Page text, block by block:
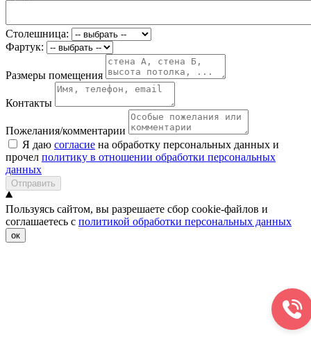
Столешница:
Фартук:
Размеры помещения
Контакты
Пожелания/комментарии
Я даю согласие на обработку персональных данных и
прочел политику в отношении обработки персональных
данных
Отправить
Пользуясь сайтом, вы разрешаете сбор cookie-файлов и
соглашаетесь с политикой обработки персональных данных
ок